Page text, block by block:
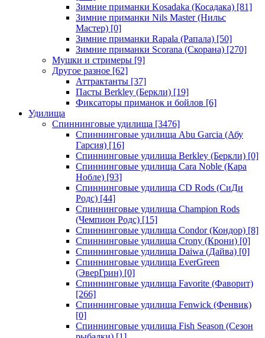
Зимние приманки Kosadaka (Косадака) [81]
Зимние приманки Nils Master (Нильс
Мастер) [0]
Зимние приманки Rapala (Рапала) [50]
Зимние приманки Scorana (Скорана) [270]
Мушки и стримеры [9]
Другое разное [62]
Аттрактанты [37]
Пасты Berkley (Беркли) [19]
Фиксаторы приманок и бойлов [6]
Удилища
Спиннинговые удилища [3476]
Спиннинговые удилища Abu Garcia (Абу
Гарсия) [16]
Спиннинговые удилища Berkley (Беркли) [0]
Спиннинговые удилища Cara Noble (Кара
Нобле) [93]
Спиннинговые удилища CD Rods (СиДи
Родс) [44]
Спиннинговые удилища Champion Rods
(Чемпион Родс) [15]
Спиннинговые удилища Condor (Кондор) [8]
Спиннинговые удилища Crony (Крони) [0]
Спиннинговые удилища Daiwa (Дайва) [0]
Спиннинговые удилища EverGreen
(ЭверГрин) [0]
Спиннинговые удилища Favorite (Фаворит)
[266]
Спиннинговые удилища Fenwick (Фенвик)
[0]
Спиннинговые удилища Fish Season (Сезон